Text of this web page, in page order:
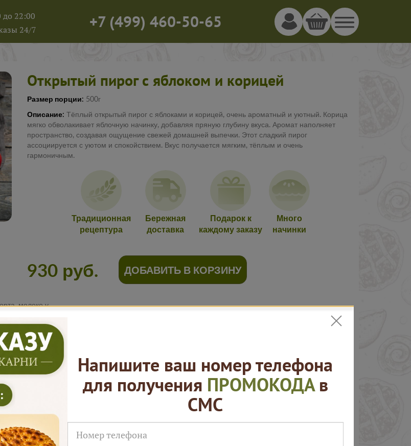
до 22:00
24/7
+7(499) 460-50-65
Открытый пирог с яблоком и корицей
Размер порции: 500г
Описание: Тёплый открытый пирог с яблоками и корицей, очень ароматный и уютный. Корица
мягко обволакивает яблочную начинку, добавляя пряную глубину вкуса. Аромат наполняет
пространство, создавая ощущение свежей домашней выпечки. Этот сладкий пирог
ассоциируется с уютом и спокойствием. Вкус получается мягким, тёплым и очень
гармоничным.
Традиционная
рецептура
Бережная
доставка
Подарок к
каждому заказу
Много
начинки
930 руб. ДОБАВИТЬ В КОРЗИНУ
(Е516). Продукция произведена на предприятии, где используется кунжут, рыба, молоко (лактоза) яйца.
Нам доверяют
Русские Пироги это
Напишите ваш номер телефона
для получения ПРОМОКОДАв
СМС